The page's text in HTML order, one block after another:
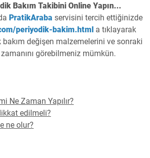
Bakım Takibini Online Yapın...
PratikAraba servisini tercih ettiğinizde
periyodik-bakim.html a tıklayarak
bakım değişen malzemelerini ve sonraki
görebilmeniz mümkün.
Ne Zaman Yapılır?
edilmeli?
ne olur?